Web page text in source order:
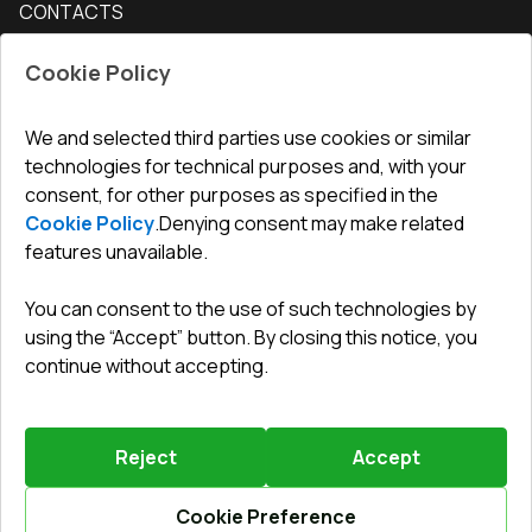
Interior doors
How to measure windows
For companies, cooperation
Conditions for returning goods
Guarantee
CONTACTS
undefined(undefined)
info@toptechnik.com.pl
Polityka prywatności
REGULAMIN
©2026.All right reserved.Powered byVitrager.com.
Report a problem?
Cookie Policy
We and selected third parties use cookies or similar
technologies for technical purposes and, with your
consent, for other purposes as specified in the
Cookie Policy.Denying consent may make related
features unavailable.
You can consent to the use of such technologies by
using the “Accept” button. By closing this notice, you
continue without accepting.
Reject Accept
Cookie Preference